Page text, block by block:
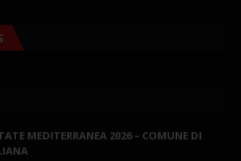
MEDITERRANEA 2026 – COMUNE DI